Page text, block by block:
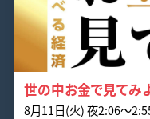
世の中お金で見てみ
8月11日(火) 夜2:06〜